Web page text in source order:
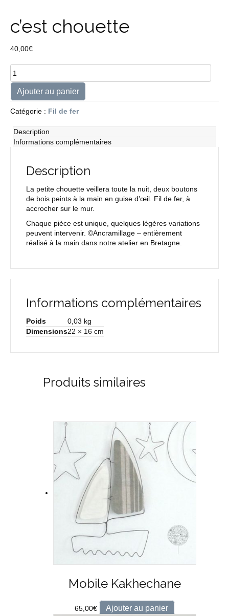
c’est chouette
40,00€
quantité
de
c'est
chouette
Ajouter au panier
Catégorie : Fil de fer
Description
Informations complémentaires
Description
La petite chouette veillera toute la nuit, deux boutons
de bois peints à la main en guise d’œil. Fil de fer, à
accrocher sur le mur.
Chaque pièce est unique, quelques légères variations
peuvent intervenir. ©Ancramillage – entièrement
réalisé à la main dans notre atelier en Bretagne.
Informations complémentaires
Poids
0,03 kg
Dimensions22 × 16 cm
Produits similaires
Mobile Kakhechane
65,00€ Ajouter au panier